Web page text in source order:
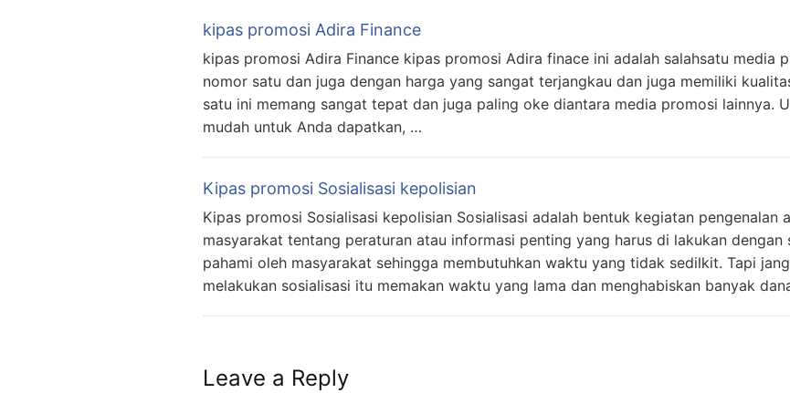
kipas promosi Adira Finance
kipas promosi Adira Finance kipas promosi Adira finace ini adalah salahsatu media
nomor satu dan juga dengan harga yang sangat terjangkau dan juga memiliki
satu ini memang sangat tepat dan juga paling oke diantara media promosi lainnya.
mudah untuk Anda dapatkan, …
Kipas promosi Sosialisasi kepolisian
Kipas promosi Sosialisasi kepolisian Sosialisasi adalah bentuk kegiatan pengenalan
masyarakat tentang peraturan atau informasi penting yang harus di lakukan dengan
pahami oleh masyarakat sehingga membutuhkan waktu yang tidak sedilkit. Tapi
melakukan sosialisasi itu memakan waktu yang lama dan menghabiskan banyak
Leave a Reply